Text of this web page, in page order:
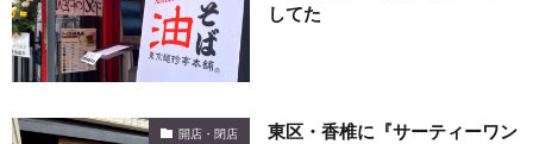
してた
開店・閉店
東区・香椎に『サーティーワン